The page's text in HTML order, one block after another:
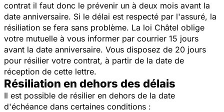
contrat il faut donc le prévenir un à deux mois avant la
date anniversaire. Si le délai est respecté par l'assuré, la
résiliation se fera sans problème. La loi Châtel oblige
votre mutuelle à vous informer par courrier 15 jours
avant la date anniversaire. Vous disposez de 20 jours
pour résilier votre contrat, à partir de la date de
réception de cette lettre.
Résiliation en dehors des délais
Il est possible de résilier en dehors de la date
d'échéance dans certaines conditions :